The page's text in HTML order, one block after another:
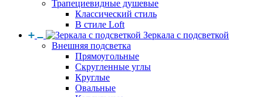
Трапециевидные душевые
Классический стиль
В стиле Loft
Зеркала с подсветкой
Внешняя подсветка
Прямоугольные
Скругленные углы
Круглые
Овальные